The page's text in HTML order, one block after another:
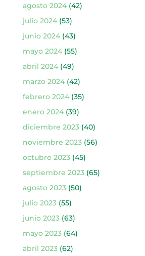
agosto 2024(42)
julio 2024(53)
junio 2024(43)
mayo 2024(55)
abril 2024(49)
marzo 2024(42)
febrero 2024(35)
enero 2024(39)
diciembre 2023(40)
noviembre 2023(56)
octubre 2023(45)
septiembre 2023(65)
agosto 2023(50)
julio 2023(55)
junio 2023(63)
mayo 2023(64)
abril 2023(62)